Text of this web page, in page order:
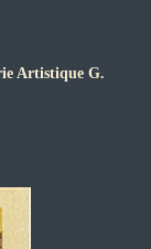
Artistique G.